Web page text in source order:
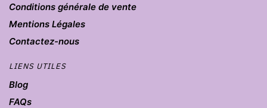
Conditions générale de vente
Mentions Légales
Contactez-nous
LIENS UTILES
Blog
FAQs